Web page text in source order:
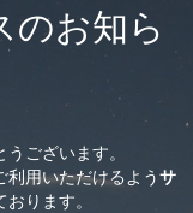
のお知ら
ございます。
用いただけるようサ
ります。